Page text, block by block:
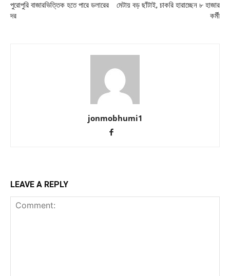
পুরোপুরি বাজারভিত্তিক হতে পারে ডলারের
দর
মেটায় বড় ছাঁটাই, চাকরি হারাচ্ছেন ৮ হাজার
কর্মী
jonmobhumi1
LEAVE A REPLY